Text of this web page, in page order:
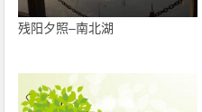
残阳夕照–南北湖